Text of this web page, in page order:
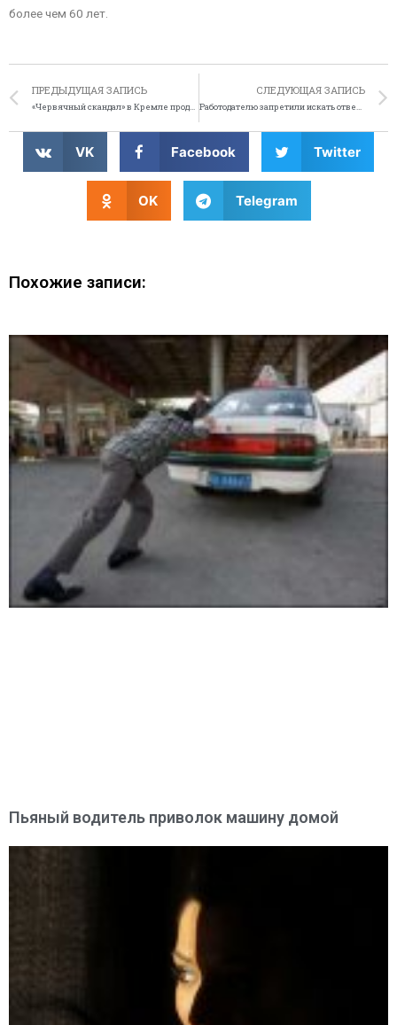
более чем 60 лет.
ПРЕДЫДУЩАЯ ЗАПИСЬ
«Червячный скандал» в Кремле продолжается
СЛЕДУЮЩАЯ ЗАПИСЬ
Работодателю запретили искать ответственных людей
VK Facebook Twitter
OK Telegram
Похожие записи:
Пьяный водитель приволок машину домой